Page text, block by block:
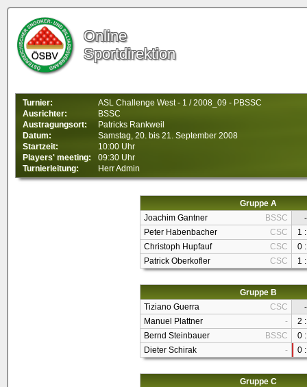
Online
Sportdirektion
Turnier:
ASL Challenge West - 1 / 2008_09 - PBSSC
Ausrichter:
BSSC
Austragungsort:
Patricks Rankweil
Datum:
Samstag, 20. bis 21. September 2008
Startzeit:
10:00 Uhr
Players' meeting:
09:30 Uhr
Turnierleitung:
Herr Admin
Gruppe A
Joachim Gantner
BSSC
-
Peter Habenbacher
CSC
1
Christoph Hupfauf
CSC
0
Patrick Oberkofler
CSC 1
Gruppe B
Tiziano Guerra
CSC
-
Manuel Plattner
-
2
Bernd Steinbauer
BSSC
0
Dieter Schirak
- 0
Gruppe C